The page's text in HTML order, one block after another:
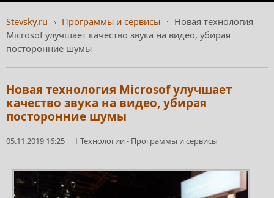
Stevsky.ru Программы и сервисы
Новая технология
Microsof улучшает качество звука на видео, убирая
посторонние шумы
Новая технология Microsof улучшает
качество звука на видео, убирая
посторонние шумы
05.11.2019 16:25 Технологии- Программы и сервисы